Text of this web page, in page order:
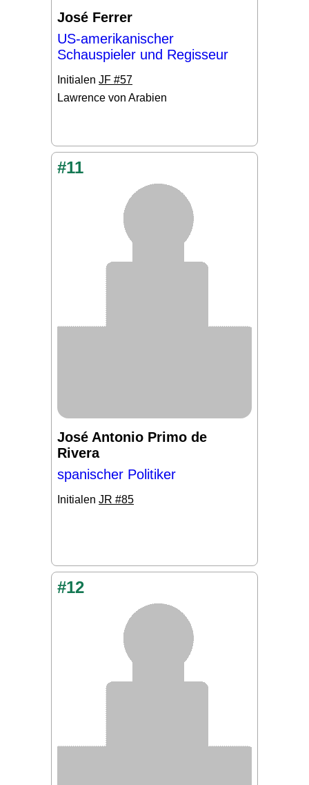
José Ferrer
US-amerikanischer
Schauspieler und Regisseur
Initialen JF #57
Lawrence von Arabien
#11
José Antonio Primo de
Rivera
spanischer Politiker
Initialen JR #85
#12